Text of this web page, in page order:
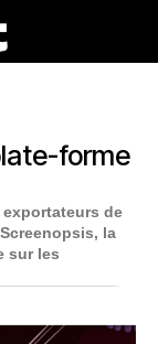
forme
de
la
sur les